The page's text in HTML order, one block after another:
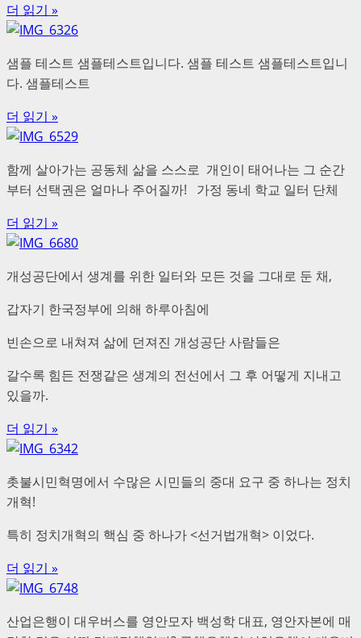
더 읽기 »
샘플 테스트 샘플테스트입니다. 샘플 테스트 샘플테스트입니
다. 샘플테스트
더 읽기 »
함께 살아가는 공동체 삶을 스스로 개인이 태어나는 그 순간
부터 선택권은 얼마나 주어질까! 가정 동네 학교 일터 단체
더 읽기 »
개성공단에서 생계를 위한 일터와 모든 것을 그대로 둔 채,
갑자기 한국정부에 의해 하루아침에
빈손으로 내쳐져 삶에 던져진 개성공단 사람들은
갈수록 힘든 전쟁같은 생계의 전선에서 그 후 어떻게 지내고
있을까.
더 읽기 »
촛불시민혁명에서 수많은 시민들의 중대 요구 중 하나는 정치
개혁!
특히 정치개혁의 핵심 중 하나가 <선거법개혁> 이었다.
더 읽기 »
산업은행이 대우버스를 영안모자 백성학 대표, 영안자본에 매